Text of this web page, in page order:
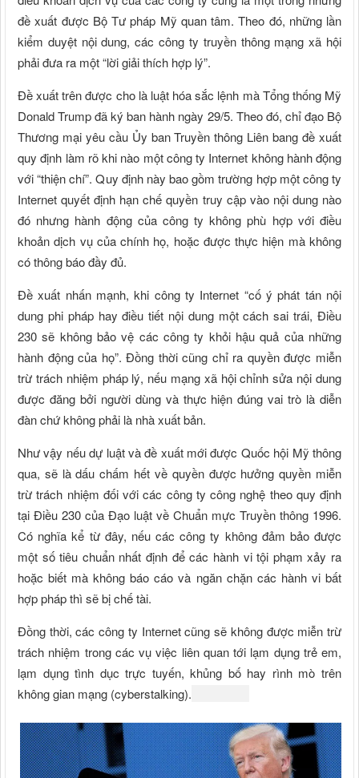
đề xuất được Bộ Tư pháp Mỹ quan tâm. Theo đó, những lần
kiểm duyệt nội dung, các công ty truyền thông mạng xã hội
phải đưa ra một “lời giải thích hợp lý”.
Đề xuất trên được cho là luật hóa sắc lệnh mà Tổng thống Mỹ
Donald Trump đã ký ban hành ngày 29/5. Theo đó, chỉ đạo Bộ
Thương mại yêu cầu Ủy ban Truyền thông Liên bang đề xuất
quy định làm rõ khi nào một công ty Internet không hành động
với “thiện chí”. Quy định này bao gồm trường hợp một công ty
Internet quyết định hạn chế quyền truy cập vào nội dung nào
đó nhưng hành động của công ty không phù hợp với điều
khoản dịch vụ của chính họ, hoặc được thực hiện mà không
có thông báo đầy đủ.
Đề xuất nhấn mạnh, khi công ty Internet “cố ý phát tán nội
dung phi pháp hay điều tiết nội dung một cách sai trái, Điều
230 sẽ không bảo vệ các công ty khỏi hậu quả của những
hành động của họ”. Đồng thời cũng chỉ ra quyền được miễn
trừ trách nhiệm pháp lý, nếu mạng xã hội chỉnh sửa nội dung
được đăng bởi người dùng và thực hiện đúng vai trò là diễn
đàn chứ không phải là nhà xuất bản.
Như vậy nếu dự luật và đề xuất mới được Quốc hội Mỹ thông
qua, sẽ là dấu chấm hết về quyền được hưởng quyền miễn
trừ trách nhiệm đối với các công ty công nghệ theo quy định
tại Điều 230 của Đạo luật về Chuẩn mực Truyền thông 1996.
Có nghĩa kể từ đây, nếu các công ty không đảm bảo được
một số tiêu chuẩn nhất định để các hành vi tội phạm xảy ra
hoặc biết mà không báo cáo và ngăn chặn các hành vi bất
hợp pháp thì sẽ bị chế tài.
Đồng thời, các công ty Internet cũng sẽ không được miễn trừ
trách nhiệm trong các vụ việc liên quan tới lạm dụng trẻ em,
lạm dụng tình dục trực tuyến, khủng bố hay rình mò trên
không gian mạng (cyberstalking).